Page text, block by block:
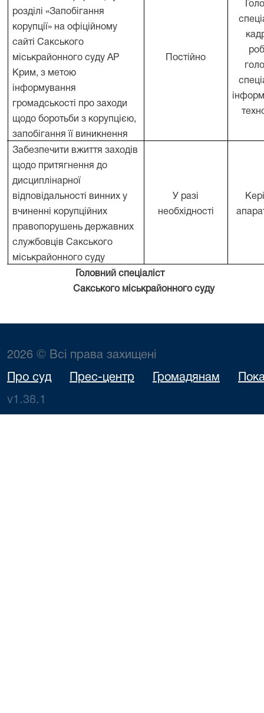
розділі «Запобігання
корупції» на офіційному
сайті Сакського
міськрайонного суду АР
Крим, з метою
інформування
громадськості про заходи
щодо боротьби з корупцією,
запобігання її виникнення
Постійно
Забезпечити вжиття заходів
щодо притягнення до
дисциплінарної
відповідальності винних у
вчиненні корупційних
правопорушень державних
службовців Сакського
міськрайонного суду
У разі
необхідності
Головний спеціаліст
Сакського міськрайонного суду
2026 © Всі права захищені
Про суд Прес-центр Громадянам
v1.38.1